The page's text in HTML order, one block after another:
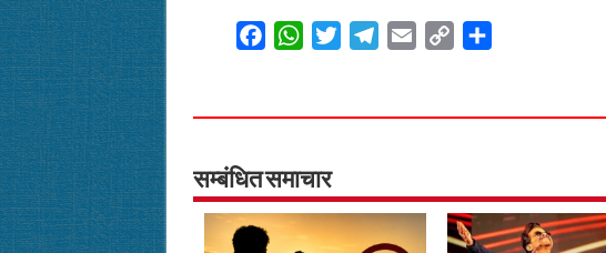
e
o
o
k
W
t
A
p
p
t
r
e
a
m
i
y
n
k
r
सम्बंधित समाचार